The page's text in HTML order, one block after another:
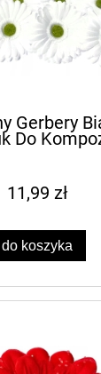
Gerbery
Do
11,99 zł
do koszyka